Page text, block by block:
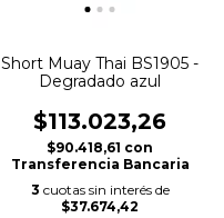
Short Muay Thai BS1905 -
Degradado azul
$113.023,26
$90.418,61 con
Transferencia Bancaria
3 cuotas sin interés de
$37.674,42